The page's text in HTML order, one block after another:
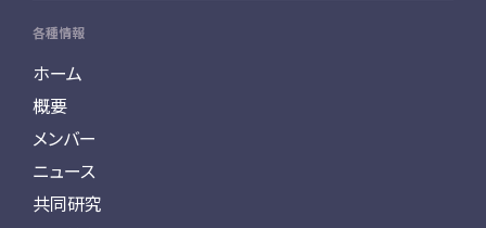
各種情報
ホーム
概要
メンバー
ニュース
共同研究